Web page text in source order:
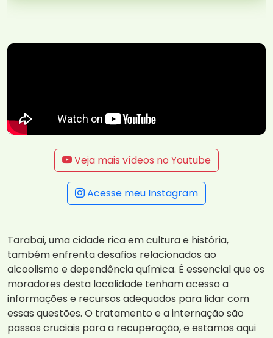
Veja mais vídeos no Youtube
Acesse meu Instagram
Tarabai, uma cidade rica em cultura e história,
também enfrenta desafios relacionados ao
alcoolismo e dependência química. É essencial que os
moradores desta localidade tenham acesso a
informações e recursos adequados para lidar com
essas questões. O tratamento e a internação são
passos cruciais para a recuperação, e estamos aqui